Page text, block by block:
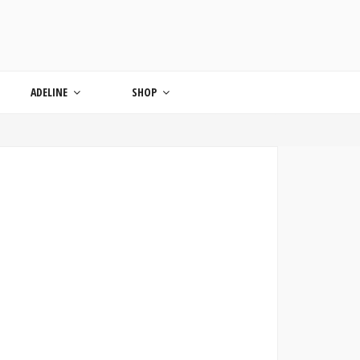
ADELINE SHOP